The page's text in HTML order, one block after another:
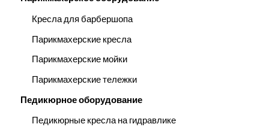
Кресла для барбершопа
Парикмахерские кресла
Парикмахерские мойки
Парикмахерские тележки
Педикюрное оборудование
Педикюрные кресла на гидравлике